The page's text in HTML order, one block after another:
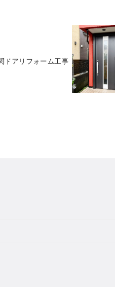
ドアリフォーム工事